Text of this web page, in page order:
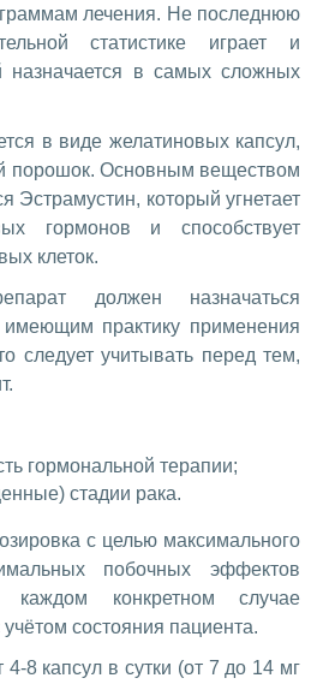
лечения. Не последнюю
статистике играет и
назначается в самых сложных
в виде желатиновых капсул,
порошок. Основным веществом
Эстрамустин, который угнетает
гормонов и способствует
клеток.
должен назначаться
практику применения
следует учитывать перед тем,
гормональной терапии;
стадии рака.
с целью максимального
побочных эффектов
каждом конкретном случае
состояния пациента.
8 капсул в сутки (от 7 до 14 мг